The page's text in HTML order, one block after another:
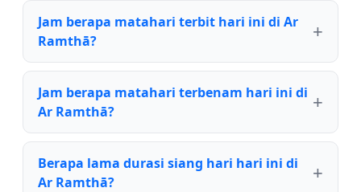
Jam berapa matahari terbit hari ini di Ar
Ramthā?
Jam berapa matahari terbenam hari ini di
Ar Ramthā?
Berapa lama durasi siang hari hari ini di
Ar Ramthā?